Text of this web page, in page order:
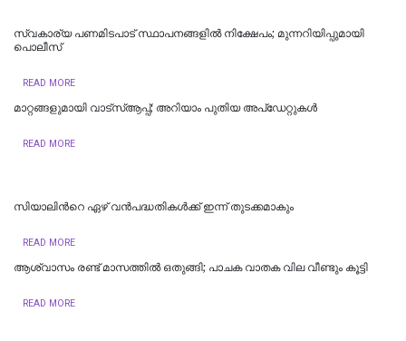
സ്വകാര്യ പണമിടപാട് സ്ഥാപനങ്ങളില്‍ നിക്ഷേപം; മുന്നറിയിപ്പുമായി
പൊലീസ്
READ MORE
മാറ്റങ്ങളുമായി വാട്സ്ആപ്പ്; അറിയാം പുതിയ അപ്ഡേറ്റുകൾ
READ MORE
സിയാലിന്‍റെ ഏഴ് വൻപദ്ധതികള്‍ക്ക് ഇന്ന് തുടക്കമാകും
READ MORE
ആശ്വാസം രണ്ട് മാസത്തില്‍ ഒതുങ്ങി; പാചക വാതക വില വീണ്ടും കൂട്ടി
READ MORE